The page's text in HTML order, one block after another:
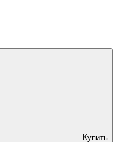
Купить